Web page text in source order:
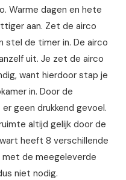
Warme dagen en hete
aan. Zet de airco
stel de timer in. De airco
uit. Je zet de airco
want hierdoor stap je
in. Door de
geen drukkend gevoel.
altijd gelijk door de
heeft 8 verschillende
de meegeleverde
niet nodig.